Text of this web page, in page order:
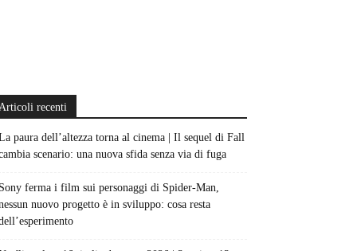
recenti
paura dell’altezza torna al cinema | Il sequel di Fall
scenario: una nuova sfida senza via di fuga
Sony ferma i film sui personaggi di Spider-Man,
nuovo progetto è in sviluppo: cosa resta